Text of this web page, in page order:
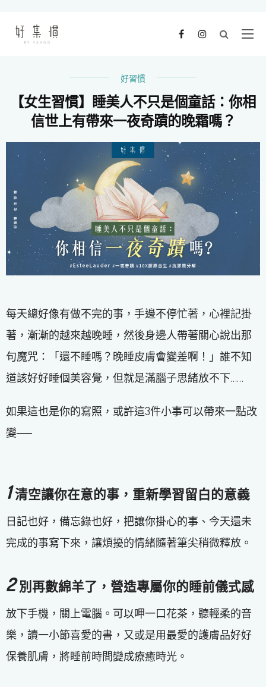
好習慣
【女生習慣】睡美人不只是個童話：你相
信世上有帶來一夜奇蹟的晚霜嗎？
每天總好像有做不完的事，手邊不停忙著，心裡記掛
著，漸漸的越來越晚睡，然後身邊人帶著關心說出那
句魔咒：「還不睡嗎？晚睡皮膚會變差啊！」誰不知
道該好好睡個美容覺，但就是滿腦子思緒放不下……
如果這也是你的寫照，或許這3件小事可以帶來一點改
變──
1清空讓你在意的事，重新學習留白的意義
日記也好，備忘錄也好，把讓你掛心的事、今天還未
完成的事寫下來，讓煩擾的情緒隨著筆尖稍微釋放。
2別再數綿羊了，營造專屬你的睡前儀式感
放下手機，關上電腦。可以呷一口花茶，聽輕柔的音
樂，讀一小節喜愛的書，又或是用最愛的護膚品好好
保養肌膚，將睡前時間變成療癒時光。